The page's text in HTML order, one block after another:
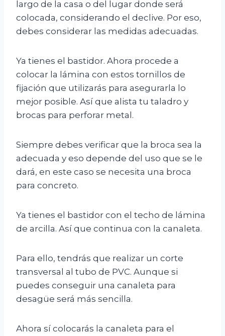
largo de la casa o del lugar donde será
colocada, considerando el declive. Por eso,
debes considerar las medidas adecuadas.
Ya tienes el bastidor. Ahora procede a
colocar la lámina con estos tornillos de
fijación que utilizarás para asegurarla lo
mejor posible. Así que alista tu taladro y
brocas para perforar metal.
Siempre debes verificar que la broca sea la
adecuada y eso depende del uso que se le
dará, en este caso se necesita una broca
para concreto.
Ya tienes el bastidor con el techo de lámina
de arcilla. Así que continua con la canaleta.
Para ello, tendrás que realizar un corte
transversal al tubo de PVC. Aunque si
puedes conseguir una canaleta para
desagüe será más sencilla.
Ahora sí colocarás la canaleta para el